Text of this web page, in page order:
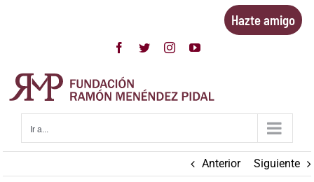
Hazte amigo
Facebook
TwitterInstagramYouTube
Ir a...
Anterior Siguiente